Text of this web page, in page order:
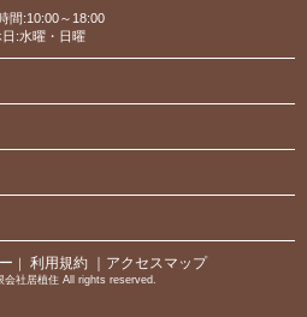
間:10:00～18:00
日:水曜・日曜
利用規約 ｜アクセスマップ
会社居植住 All rights reserved.